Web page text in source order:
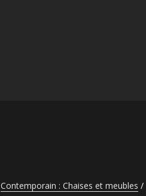
Contemporain : Chaises et meubles